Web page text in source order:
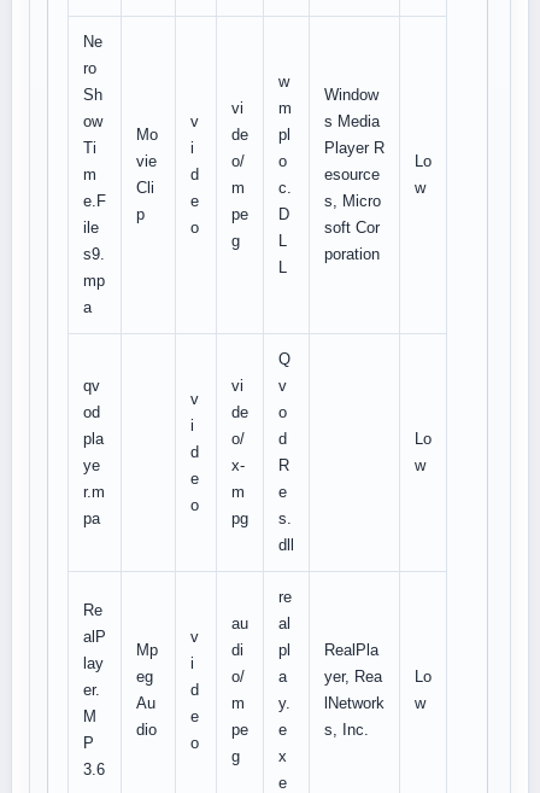
Ne
ro
Sh
ow
Ti
m
e.F
ile
s9.
mp
a
Mo
vie
Cli
p
v
i
d
e
o
vi
de
o/
m
pe
g
w
m
pl
o
c.
D
L
L
Window
s Media
Player R
esource
s, Micro
soft Cor
poration
Lo
w
qv
od
pla
ye
r.m
pa
v
i
d
e
o
vi
de
o/
x-
m
pg
Q
v
o
d
R
e
s.
dll
Lo
w
Re
alP
lay
er.
M
P
3.6
Mp
eg
Au
dio
v
i
d
e
o
au
di
o/
m
pe
g
re
al
pl
a
y.
e
x
e
RealPla
yer, Rea
lNetwork
s, Inc.
Lo
w